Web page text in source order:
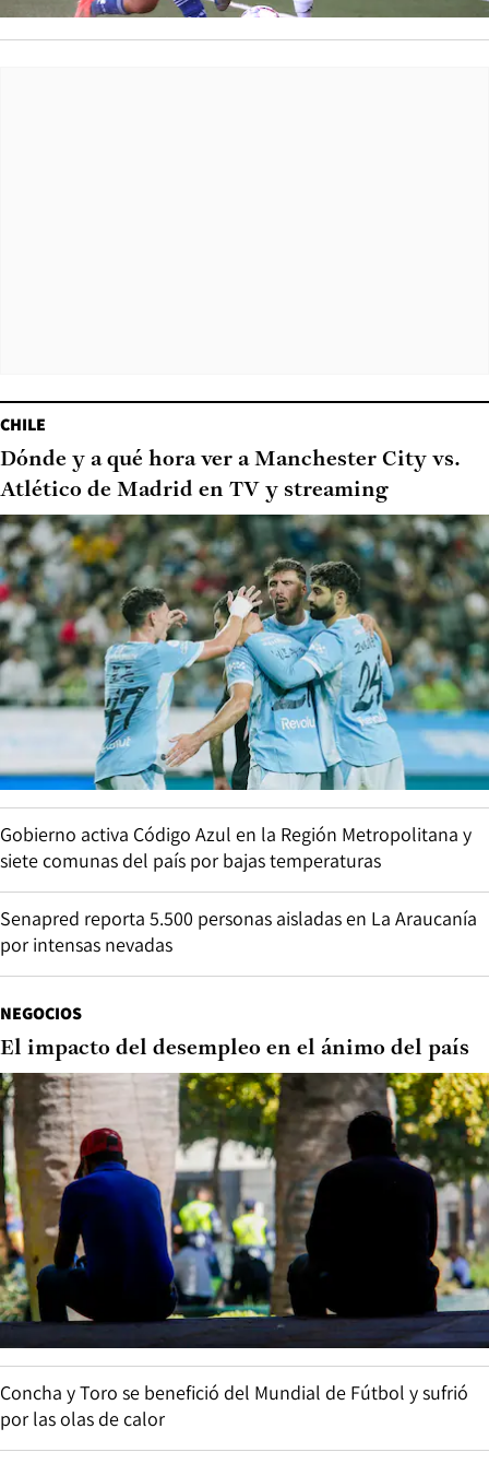
CHILE
Dónde y a qué hora ver a Manchester City vs.
Atlético de Madrid en TV y streaming
Gobierno activa Código Azul en la Región Metropolitana y
siete comunas del país por bajas temperaturas
Senapred reporta 5.500 personas aisladas en La Araucanía
por intensas nevadas
NEGOCIOS
El impacto del desempleo en el ánimo del país
Concha y Toro se benefició del Mundial de Fútbol y sufrió
por las olas de calor